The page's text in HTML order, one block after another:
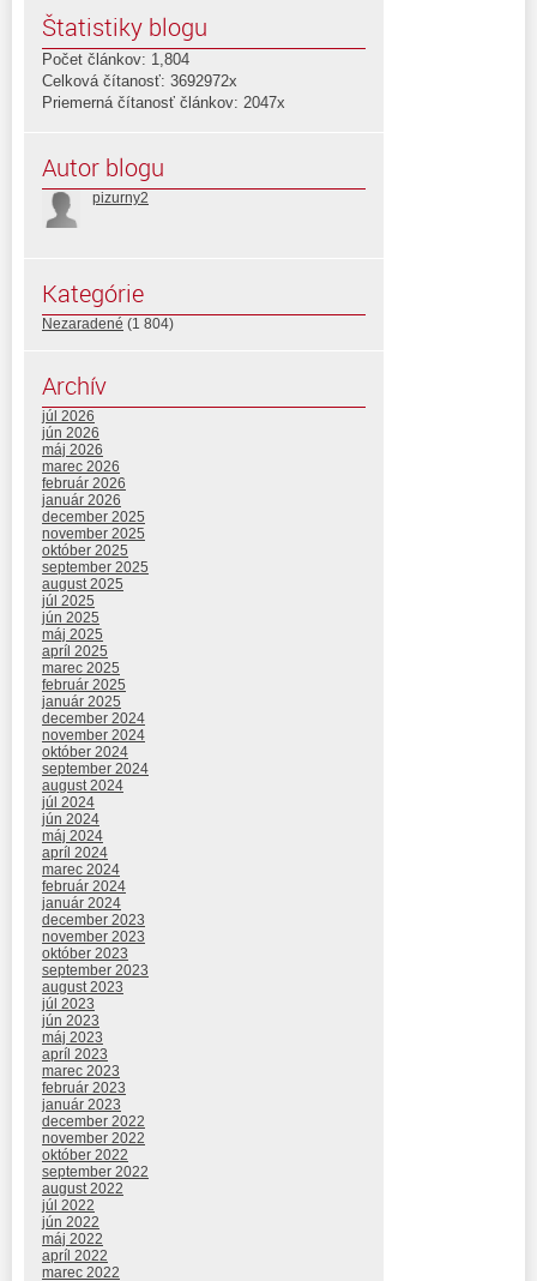
Štatistiky blogu
Počet článkov: 1,804
Celková čítanosť: 3692972x
Priemerná čítanosť článkov: 2047x
Autor blogu
pizurny2
Kategórie
Nezaradené (1 804)
Archív
júl 2026
jún 2026
máj 2026
marec 2026
február 2026
január 2026
december 2025
november 2025
október 2025
september 2025
august 2025
júl 2025
jún 2025
máj 2025
apríl 2025
marec 2025
február 2025
január 2025
december 2024
november 2024
október 2024
september 2024
august 2024
júl 2024
jún 2024
máj 2024
apríl 2024
marec 2024
február 2024
január 2024
december 2023
november 2023
október 2023
september 2023
august 2023
júl 2023
jún 2023
máj 2023
apríl 2023
marec 2023
február 2023
január 2023
december 2022
november 2022
október 2022
september 2022
august 2022
júl 2022
jún 2022
máj 2022
apríl 2022
marec 2022